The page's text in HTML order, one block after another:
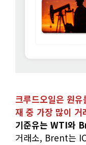
크루드오일은 원
재 중 가장 많이 거
기준유는 WTI와
거래소, Brent는